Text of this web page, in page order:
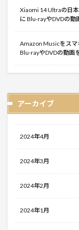
Xiaomi 14 Ultraの日
に Blu-rayやDVDの動
Amazon Musicをスマ
Blu-rayやDVDの動画
アーカイブ
2024年4月
2024年3月
2024年2月
2024年1月